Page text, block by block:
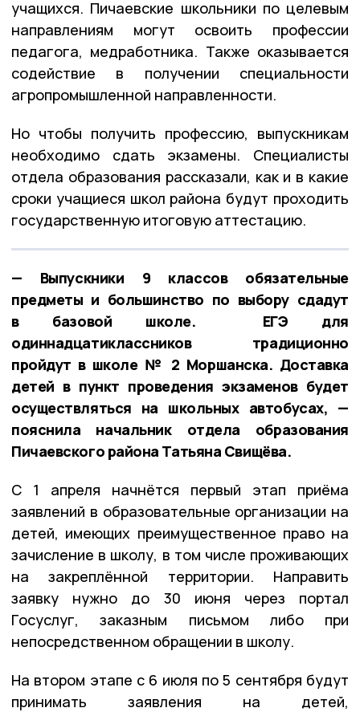
учащихся. Пичаевские школьники по целевым
направлениям могут освоить профессии
педагога, медработника. Также оказывается
содействие в получении специальности
агропромышленной направленности.
Но чтобы получить профессию, выпускникам
необходимо сдать экзамены. Специалисты
отдела образования рассказали, как и в какие
сроки учащиеся школ района будут проходить
государственную итоговую аттестацию.
— Выпускники 9 классов обязательные
предметы и большинство по выбору сдадут
в базовой школе. ЕГЭ для
одиннадцатиклассников традиционно
пройдут в школе № 2 Моршанска. Доставка
детей в пункт проведения экзаменов будет
осуществляться на школьных автобусах, —
пояснила начальник отдела образования
Пичаевского района Татьяна Свищёва.
С 1 апреля начнётся первый этап приёма
заявлений в образовательные организации на
детей, имеющих преимущественное право на
зачисление в школу, в том числе проживающих
на закреплённой территории. Направить
заявку нужно до 30 июня через портал
Госуслуг, заказным письмом либо при
непосредственном обращении в школу.
На втором этапе с 6 июля по 5 сентября будут
принимать заявления на детей,